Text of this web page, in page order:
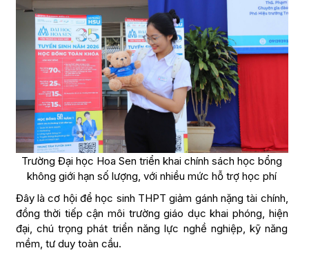
Trường Đại học Hoa Sen triển khai chính sách học bổng
không giới hạn số lượng, với nhiều mức hỗ trợ học phí
Đây là cơ hội để học sinh THPT giảm gánh nặng tài chính,
đồng thời tiếp cận môi trường giáo dục khai phóng, hiện
đại, chú trọng phát triển năng lực nghề nghiệp, kỹ năng
mềm, tư duy toàn cầu.